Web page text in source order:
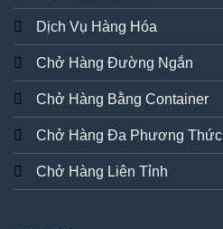
Dịch Vụ Hàng Hóa
Chở Hàng Đường Ngắn
Chở Hàng Bằng Container
Chở Hàng Đa Phương Thức
Chở Hàng Liên Tỉnh